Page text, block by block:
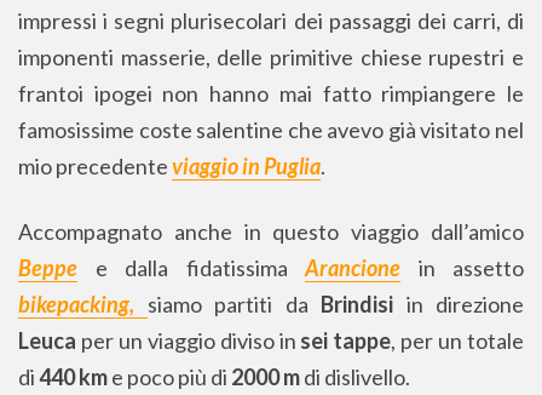
impressi i segni plurisecolari dei passaggi dei carri, di
imponenti masserie, delle primitive chiese rupestri e
frantoi ipogei non hanno mai fatto rimpiangere le
famosissime coste salentine che avevo già visitato nel
mio precedenteviaggio in Puglia.
Accompagnato anche in questo viaggio dall’amico
Beppe e dalla fidatissima Arancione in assetto
bikepacking, siamo partiti da Brindisi in direzione
Leuca per un viaggio diviso in sei tappe, per un totale
di440 kme poco più di 2000 mdi dislivello.